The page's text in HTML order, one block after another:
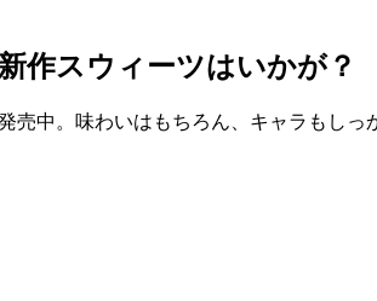
作スウィーツはいかが？
売中。味わいはもちろん、キャラもし